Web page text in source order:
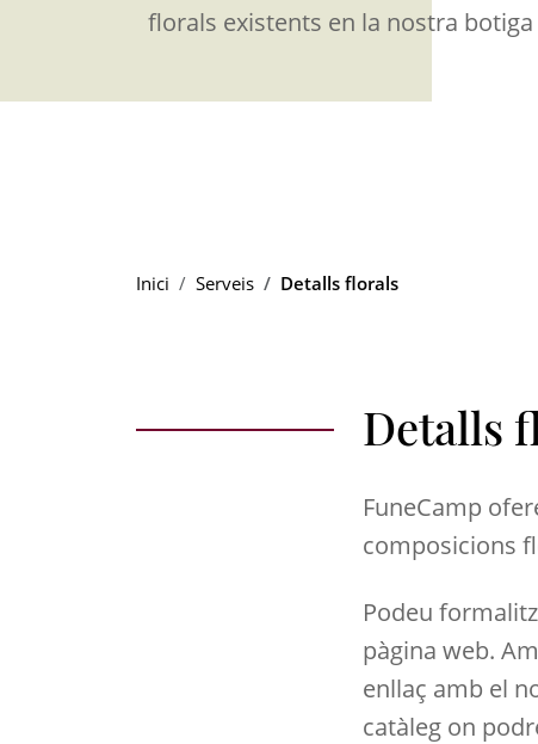
florals existents en la nostra
Inici Serveis Detalls florals
Detalls
FuneCamp
composicions
Podeu
pàgina web.
enllaç amb el
catàleg on